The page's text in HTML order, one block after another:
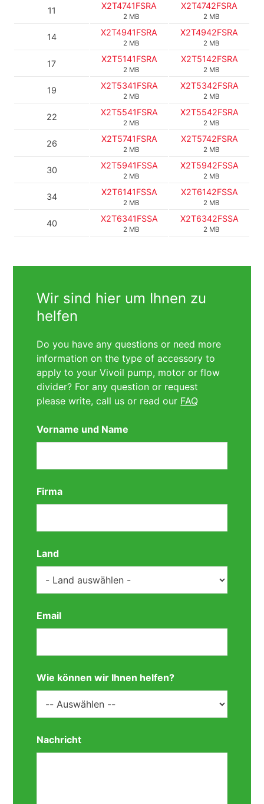
11 X2T4741FSRA
2 MB
X2T4742FSRA
2 MB
14 X2T4941FSRA
2 MB
X2T4942FSRA
2 MB
17 X2T5141FSRA
2 MB
X2T5142FSRA
2 MB
19 X2T5341FSRA
2 MB
X2T5342FSRA
2 MB
22 X2T5541FSRA
2 MB
X2T5542FSRA
2 MB
26 X2T5741FSRA
2 MB
X2T5742FSRA
2 MB
30 X2T5941FSSA
2 MB
X2T5942FSSA
2 MB
34 X2T6141FSSA
2 MB
X2T6142FSSA
2 MB
40 X2T6341FSSA
2 MB
X2T6342FSSA
2 MB
Wir sind hier um Ihnen zu
helfen
Do you have any questions or need more
information on the type of accessory to
apply to your Vivoil pump, motor or flow
divider? For any question or request
please write, call us or read our FAQ
Vorname und Name
Firma
Land
Email
Wie können wir Ihnen helfen?
Nachricht